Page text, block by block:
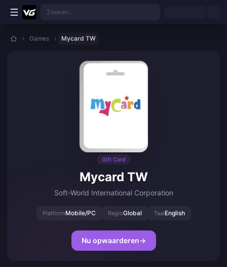
Ga direct naar de hoofdinhoud
Zoeken...
Games Mycard TW
Gift Card
Mycard TW
Soft-World International Corporation
PlatformMobile/PC RegioGlobal TaalEnglish
Nu opwaarderen→